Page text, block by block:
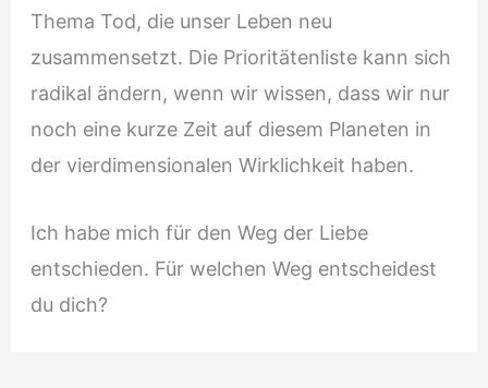
Thema Tod, die unser Leben neu
zusammensetzt. Die Prioritätenliste kann sich
radikal ändern, wenn wir wissen, dass wir nur
noch eine kurze Zeit auf diesem Planeten in
der vierdimensionalen Wirklichkeit haben.
Ich habe mich für den Weg der Liebe
entschieden. Für welchen Weg entscheidest
du dich?